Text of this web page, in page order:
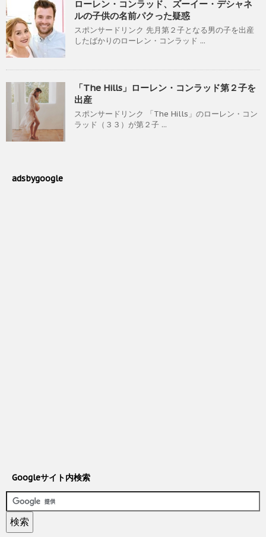
ローレン・コンラッド、ズーイー・デシャネ
ルの子供の名前パクった疑惑
スポンサードリンク 先月第２子となる男の子を出産
したばかりのローレン・コンラッド ...
「The Hills」ローレン・コンラッド第２子を
出産
スポンサードリンク 「The Hills」のローレン・コン
ラッド（３３）が第２子 ...
adsbygoogle
Googleサイト内検索